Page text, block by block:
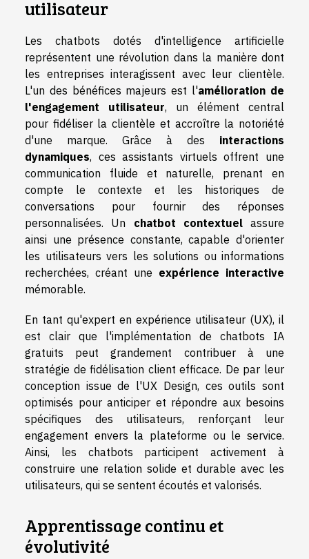
utilisateur
Les chatbots dotés d'intelligence artificielle
représentent une révolution dans la manière dont
les entreprises interagissent avec leur clientèle.
L'un des bénéfices majeurs est l'amélioration de
l'engagement utilisateur, un élément central
pour fidéliser la clientèle et accroître la notoriété
d'une marque. Grâce à des interactions
dynamiques, ces assistants virtuels offrent une
communication fluide et naturelle, prenant en
compte le contexte et les historiques de
conversations pour fournir des réponses
personnalisées. Un chatbot contextuelassure
ainsi une présence constante, capable d'orienter
les utilisateurs vers les solutions ou informations
recherchées, créant une expérience interactive
mémorable.
En tant qu'expert en expérience utilisateur (UX), il
est clair que l'implémentation de chatbots IA
gratuits peut grandement contribuer à une
stratégie de fidélisation client efficace. De par leur
conception issue de l'UX Design, ces outils sont
optimisés pour anticiper et répondre aux besoins
spécifiques des utilisateurs, renforçant leur
engagement envers la plateforme ou le service.
Ainsi, les chatbots participent activement à
construire une relation solide et durable avec les
utilisateurs, qui se sentent écoutés et valorisés.
Apprentissage continu et
évolutivité